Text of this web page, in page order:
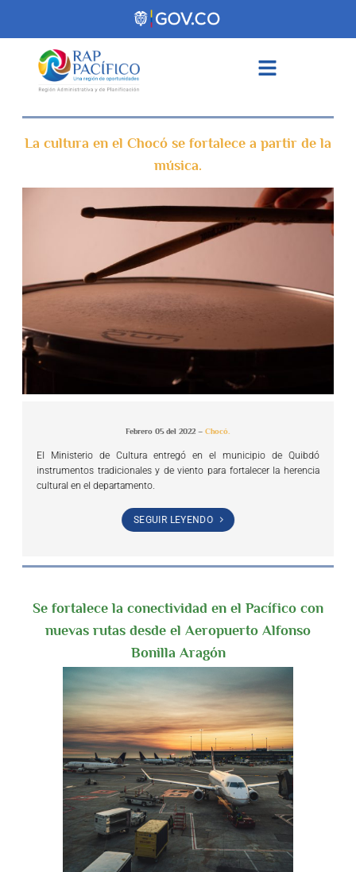
La cultura en el Chocó se fortalece a partir de la
música.
Febrero 05 del 2022 –Chocó.
El Ministerio de Cultura entregó en el municipio de Quibdó
instrumentos tradicionales y de viento para fortalecer la herencia
cultural en el departamento.
SEGUIR LEYENDO
Se fortalece la conectividad en el Pacífico con
nuevas rutas desde el Aeropuerto Alfonso
Bonilla Aragón